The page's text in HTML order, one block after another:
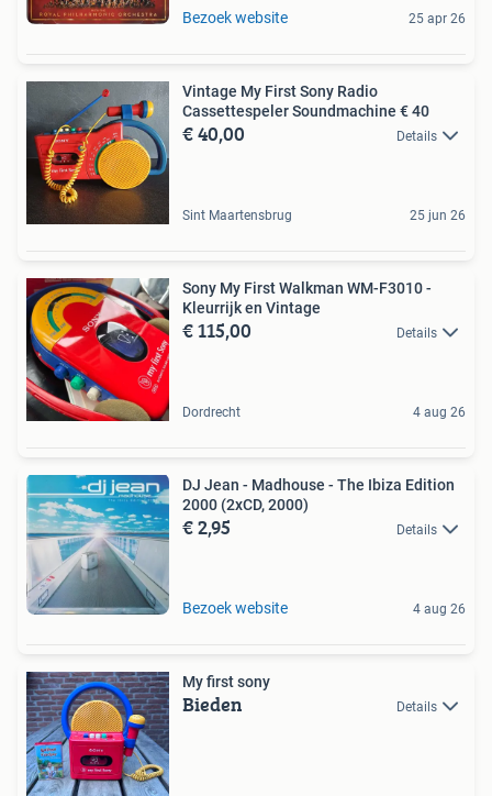
Bezoek website 25 apr 26
Vintage My First Sony Radio
Cassettespeler Soundmachine € 40
€ 40,00 Details
Sint Maartensbrug 25 jun 26
Sony My First Walkman WM-F3010 -
Kleurrijk en Vintage
€ 115,00 Details
Dordrecht 4 aug 26
DJ Jean - Madhouse - The Ibiza Edition
2000 (2xCD, 2000)
€ 2,95 Details
Bezoek website 4 aug 26
My first sony
Bieden Details